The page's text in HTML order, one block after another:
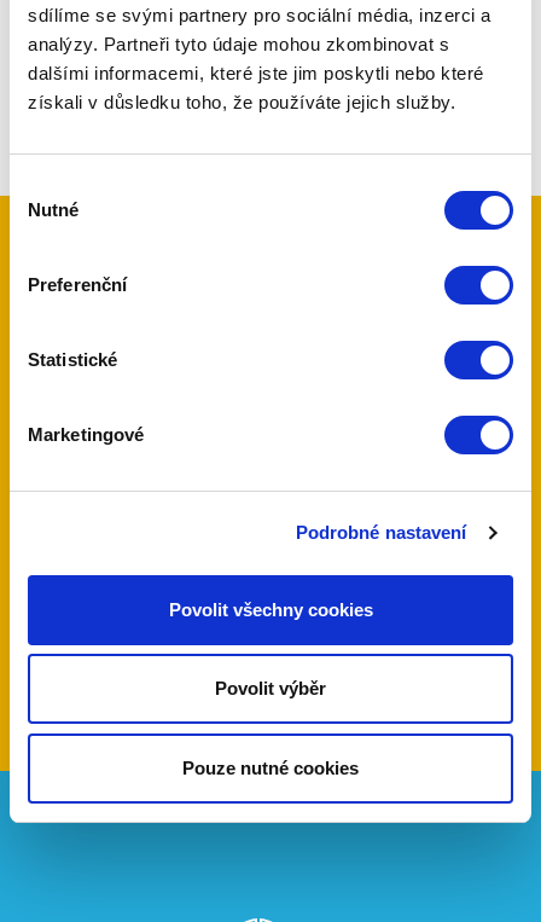
sdílíme se svými partnery pro sociální média, inzerci a
analýzy. Partneři tyto údaje mohou zkombinovat s
dalšími informacemi, které jste jim poskytli nebo které
získali v důsledku toho, že používáte jejich služby.
souhlasu
Nutné
Preferenční
Statistické
Marketingové
Podrobné nastavení
Povolit všechny cookies
Povolit výběr
Pouze nutné cookies
nesmírnou radost, ale také na nás klade vysoké
nároky a posouvá nás v před, abychom mohli
poskytovat stále lepší služby.
Máte zájem o naše služby, nebo jen dotaz?
pomocí poptávkového formuláře.
775 712 257
poptávkový formulář